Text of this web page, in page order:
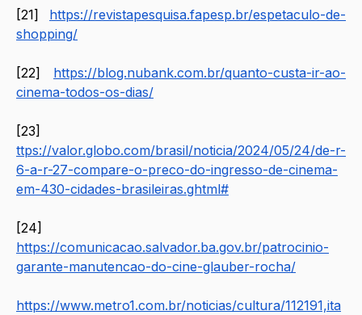
[21] https://revistapesquisa.fapesp.br/espetaculo-de-
shopping/
[22] https://blog.nubank.com.br/quanto-custa-ir-ao-
cinema-todos-os-dias/
ttps://valor.globo.com/brasil/noticia/2024/05/24/de-r-
6-a-r-27-compare-o-preco-do-ingresso-de-cinema-
em-430-cidades-brasileiras.ghtml#
https://comunicacao.salvador.ba.gov.br/patrocinio-
garante-manutencao-do-cine-glauber-rocha/
https://www.metro1.com.br/noticias/cultura/112191,ita